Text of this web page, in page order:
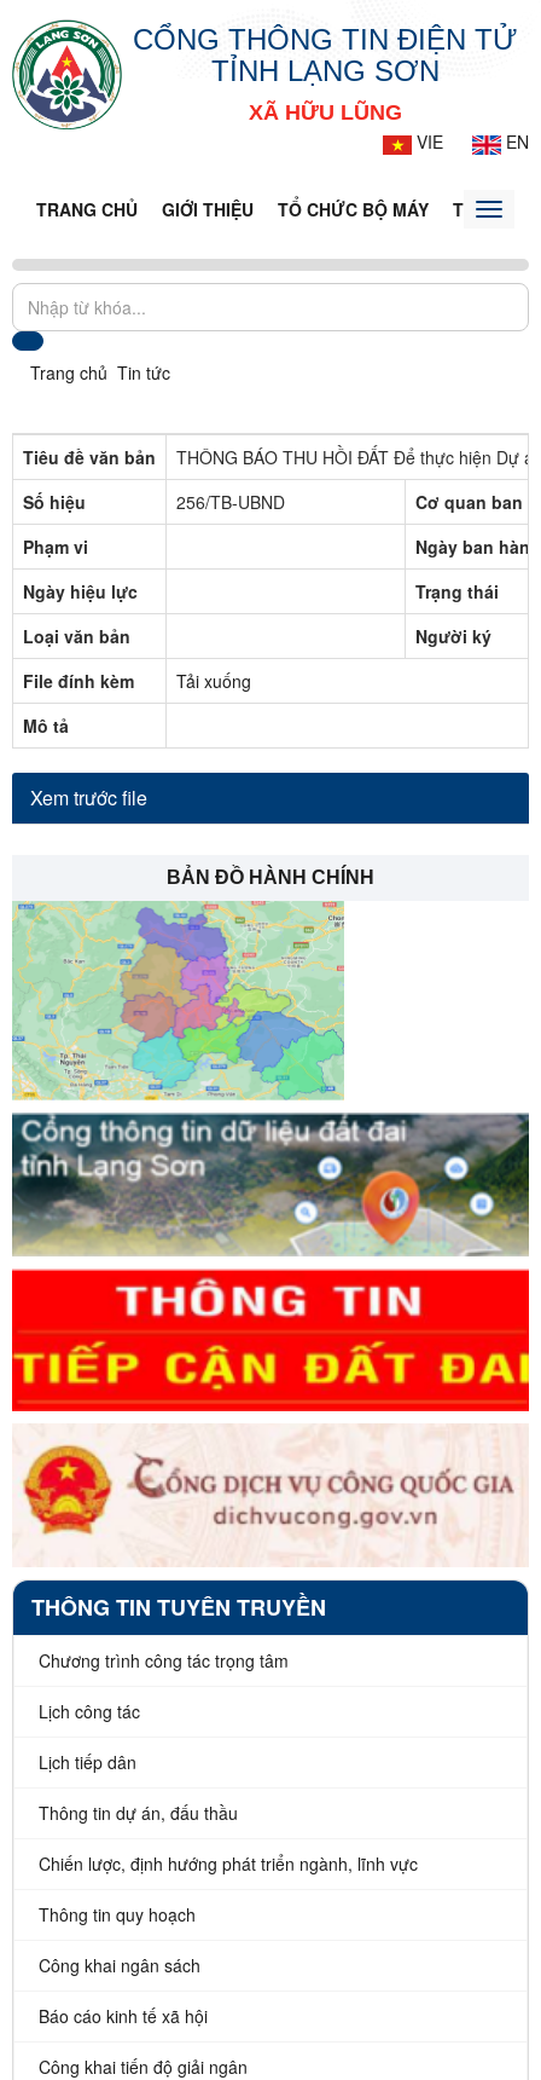
CỔNG THÔNG TIN ĐIỆN TỬ
TỈNH LẠNG SƠN
XÃ HỮU LŨNG
VIE
EN
TRANG CHỦ GIỚI THIỆU TỔ CHỨC BỘ MÁY TIN TỨC -
Toggle
Trang chủ Tin tức
Tiêu đề văn bản
THÔNG BÁO THU HỒI ĐẤT Để thực hiện Dự
Số hiệu
256/TB-UBND
Cơ quan ban
Phạm vi
Ngày ban hành
Ngày hiệu lực
Trạng thái
Loại văn bản
Người ký
File đính kèm
Tải xuống
Mô tả
Xem trước file
BẢN ĐỒ HÀNH CHÍNH
THÔNG TIN TUYÊN TRUYỀN
Chương trình công tác trọng tâm
Lịch công tác
Lịch tiếp dân
Thông tin dự án, đấu thầu
Chiến lược, định hướng phát triển ngành, lĩnh vực
Thông tin quy hoạch
Công khai ngân sách
Báo cáo kinh tế xã hội
Công khai tiến độ giải ngân